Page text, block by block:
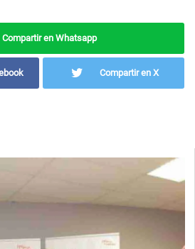
Compartir en Whatsapp
Compartir en X